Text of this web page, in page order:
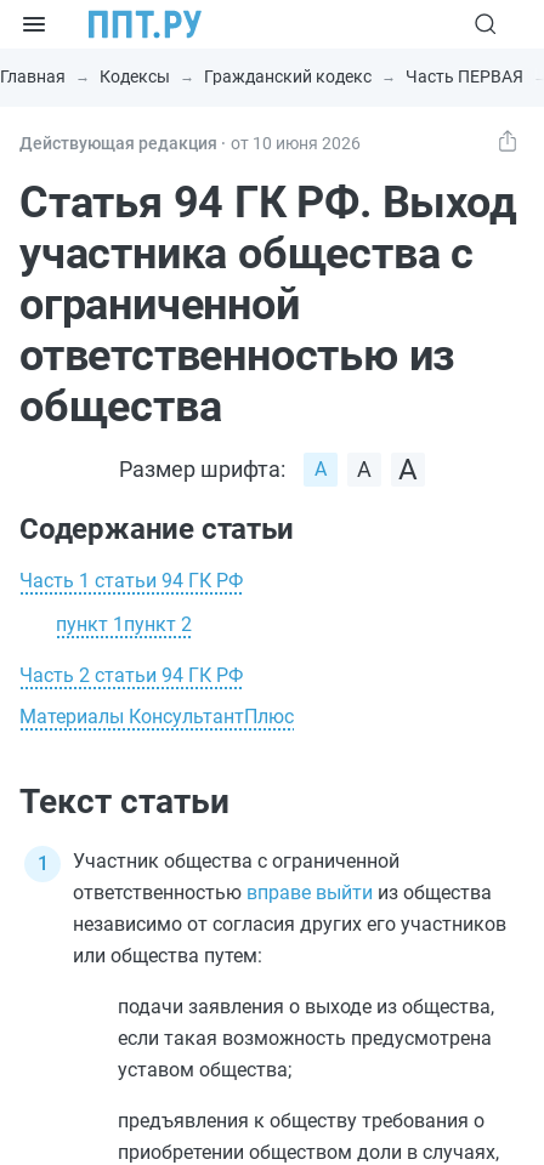
Главная Кодексы Гражданский кодекс Часть ПЕРВАЯ
Действующая редакция ⸱ от 10 июня 2026
Статья 94 ГК РФ. Выход
участника общества с
ограниченной
ответственностью из
общества
Размер шрифта:
Содержание статьи
Часть 1 статьи 94 ГК РФ
пункт 1 пункт 2
Часть 2 статьи 94 ГК РФ
Материалы КонсультантПлюс
Текст статьи
Участник общества с ограниченной
ответственностью вправе выйти из общества
независимо от согласия других его участников
или общества путем:
подачи заявления о выходе из общества,
если такая возможность предусмотрена
уставом общества;
предъявления к обществу требования о
приобретении обществом доли в случаях,